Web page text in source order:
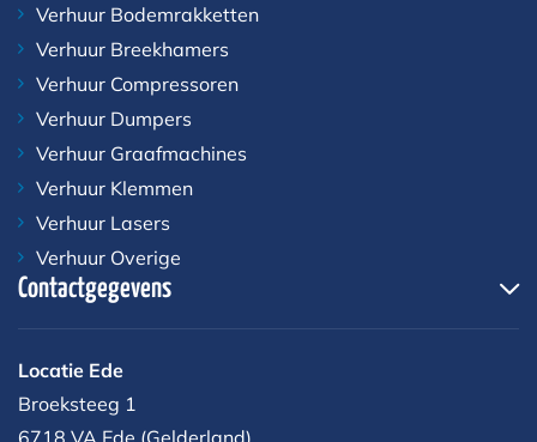
Verhuur Bodemrakketten
Verhuur Breekhamers
Verhuur Compressoren
Verhuur Dumpers
Verhuur Graafmachines
Verhuur Klemmen
Verhuur Lasers
Verhuur Overige
Contactgegevens
Locatie Ede
Broeksteeg 1
6718 VA Ede (Gelderland)